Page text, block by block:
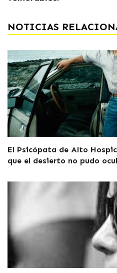
NOTICIAS
El Psicópata de Alto
que el desierto no pudo